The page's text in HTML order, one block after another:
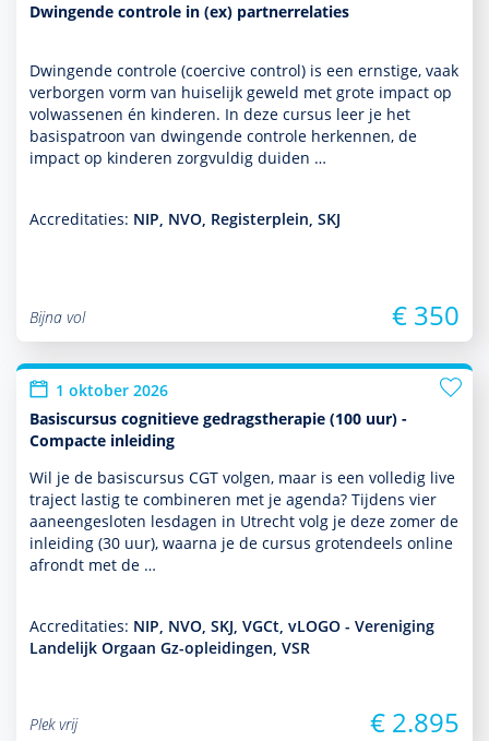
Dwingende controle in (ex) partnerrelaties
Dwingende controle (coercive control) is een ernstige, vaak
verborgen vorm van huiselijk geweld met grote impact op
vol­was­senen én kin­de­ren. In deze cursus leer je het
basispatroon van dwingende controle herkennen, de
impact op kin­de­ren zorgvuldig duiden …
Accreditaties: NIP, NVO, Registerplein, SKJ
Bijna vol € 350
1 oktober 2026
Basiscursus cognitieve gedragstherapie (100 uur) -
Compacte inleiding
Wil je de basis­cursus CGT volgen, maar is een volledig live
traject lastig te combineren met je agenda? Tijdens vier
aaneengesloten lesdagen in Utrecht volg je deze zomer de
inleiding (30 uur), waarna je de cursus grotendeels online
afrondt met de …
Accreditaties: NIP, NVO, SKJ, VGCt, vLOGO - Vereniging
Landelijk Orgaan Gz-opleidingen, VSR
Plek vrij € 2.895